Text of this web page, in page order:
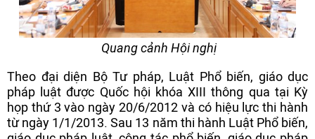
Quang cảnh Hội nghị
Theo đại diện Bộ Tư pháp, Luật Phổ biến, giáo dục
pháp luật được Quốc hội khóa XIII thông qua tại Kỳ
họp thứ 3 vào ngày 20/6/2012 và có hiệu lực thi hành
từ ngày 1/1/2013. Sau 13 năm thi hành Luật Phổ biến,